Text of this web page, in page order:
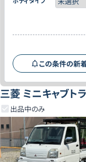
この条件の新
三菱 ミニキャブト
出品中のみ